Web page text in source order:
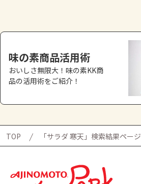
味の素商品活用術
おいしさ無限大！味の素KK商
品の活用術をご紹介！
TOP 「サラダ 寒天」検索結果ページ